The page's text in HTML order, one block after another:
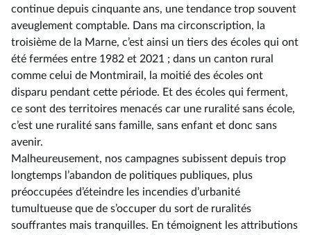
continue depuis cinquante ans, une tendance trop souvent
aveuglement comptable. Dans ma circonscription, la
troisième de la Marne, c’est ainsi un tiers des écoles qui ont
été fermées entre 1982 et 2021 ; dans un canton rural
comme celui de Montmirail, la moitié des écoles ont
disparu pendant cette période. Et des écoles qui ferment,
ce sont des territoires menacés car une ruralité sans école,
c’est une ruralité sans famille, sans enfant et donc sans
avenir.
Malheureusement, nos campagnes subissent depuis trop
longtemps l’abandon de politiques publiques, plus
préoccupées d’éteindre les incendies d’urbanité
tumultueuse que de s’occuper du sort de ruralités
souffrantes mais tranquilles. En témoignent les attributions